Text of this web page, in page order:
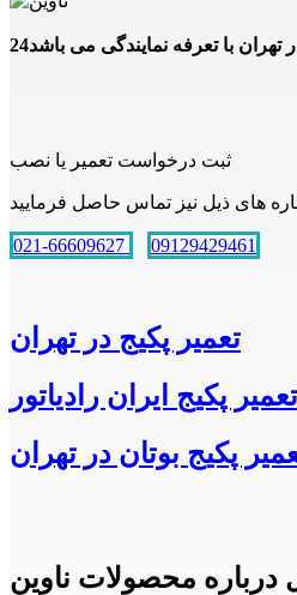
ثبت درخواست تعمیر یا نصب
021-66609627 09129429461
تعمیر پکیج در تهران
تعمیر پکیج ایران رادیاتور
پکیج بوتان در تهران
محصولات ناوین